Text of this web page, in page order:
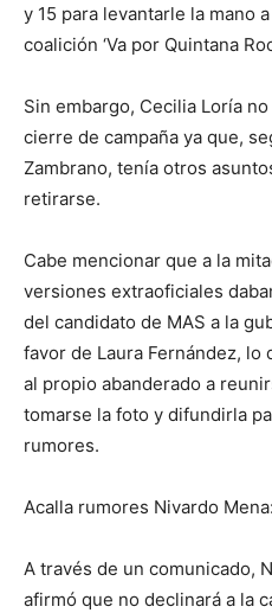
y 15 para levantarle la mano
coalición ‘Va por Quintana
Sin embargo, Cecilia Loría
cierre de campaña ya que,
Zambrano, tenía otros
retirarse.
Cabe mencionar que a la
versiones extraoficiales
del candidato de MAS a la
favor de Laura Fernández, lo
al propio abanderado a
tomarse la foto y difundirla
rumores.
Acalla rumores Nivardo
A través de un comunicado,
afirmó que no declinará a la